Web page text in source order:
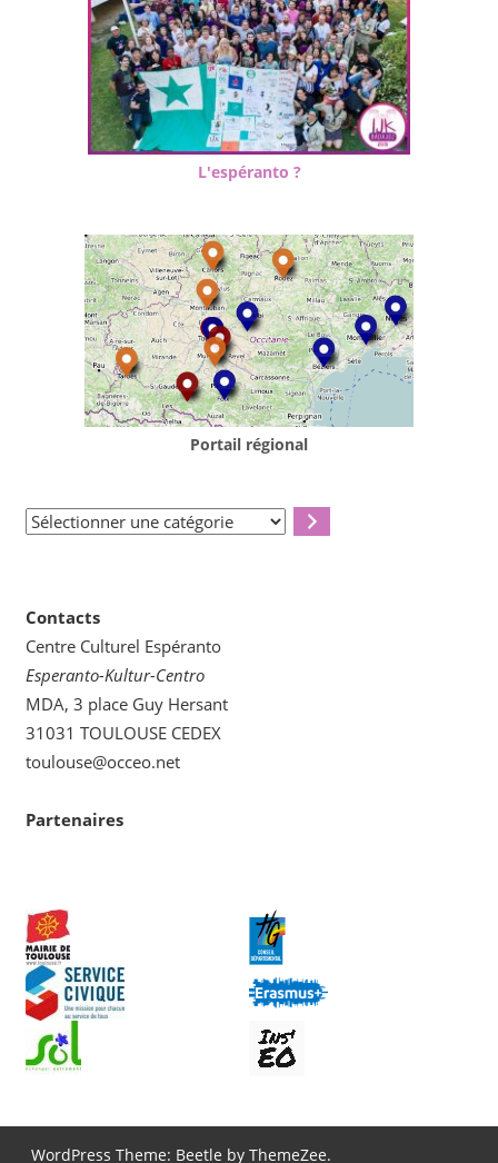
L'espéranto ?
Portail régional
Sélectionner
Contacts
Centre Culturel Espéranto
Esperanto-Kultur-Centro
MDA, 3 place Guy Hersant
31031 TOULOUSE CEDEX
toulouse@occeo.net
Partenaires
WordPress Theme: Beetle by ThemeZee.